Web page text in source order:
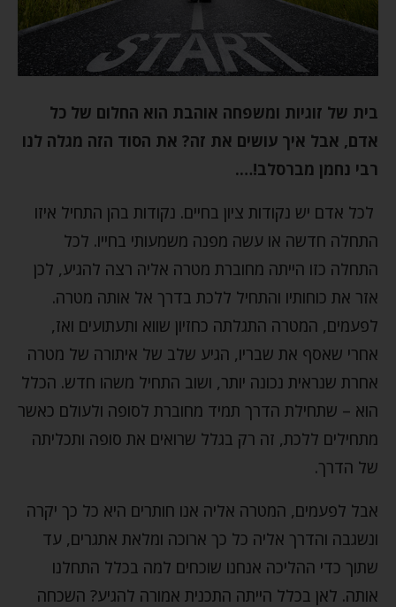
בית של זוגיות ומשפחה אוהבת הוא החלום של כל
אדם, אבל איך עושים את זה? את הסוד הזה מגלה לנו
רבי נחמן מברסלב!….
לכל אדם יש נקודות ציון בחיים. נקודות בהן התחיל איזו
התחלה חדשה או עשה מפנה משמעותי בחייו. לכל
התחלה כזו הייתה מחוברת מטרה אליה רצה להגיע, לכן
אזר את כוחותיו והתחיל ללכת בדרך אל אותה מטרה.
לפעמים, המטרה התגלתה כחזיון שווא ותעתועים ואז,
אחרי שאסף את שבריו, הגיע שלב של איתורה של מטרה
אחרת שנראית נכונה יותר, ושוב התחיל משהו חדש. הכלל
הוא – שתחילת הדרך תמיד מחוברת לסופה ולעולם כאשר
מתחילים ללכת, זה רק בגלל שרואים את סופה ותכליתה
של הדרך.
אבל לפעמים, המטרה אליה אנו חותרים היא כל כך יקרה
ונשגבה והדרך אליה כל כך ארוכה ומלאת אתגרים, עד
שתוך כדי ההליכה אנחנו שוכחים למה בכלל התחלנו
אותה. לאן בכלל הייתה התכנית אמורה להגיע? השכחה